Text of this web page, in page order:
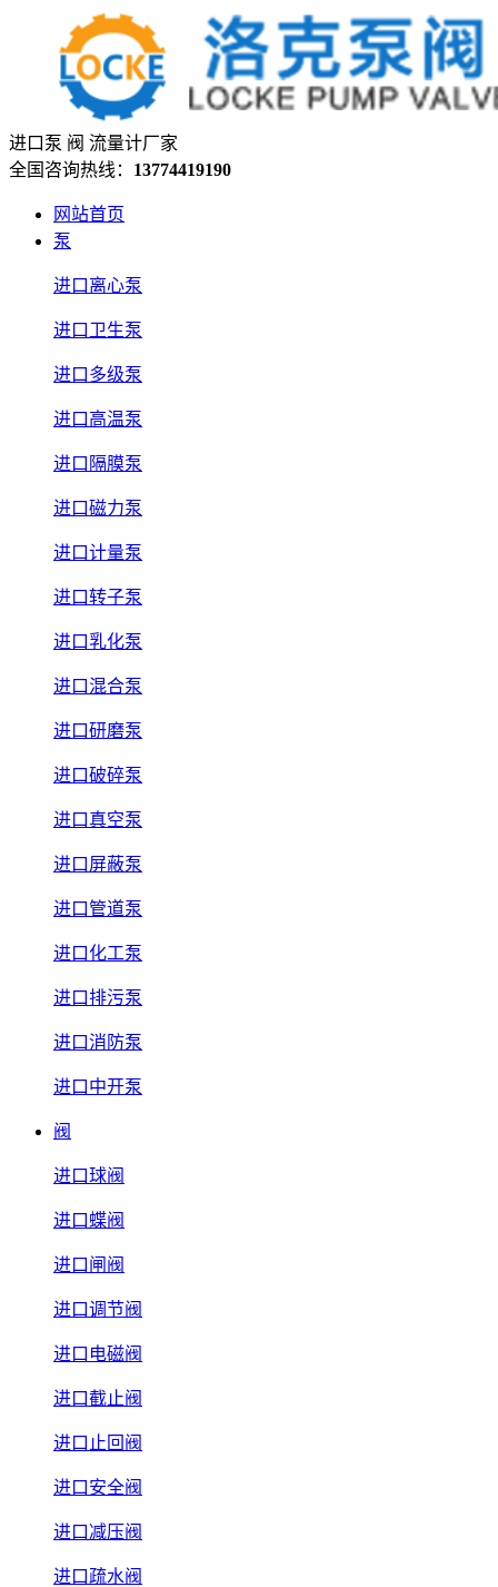
进口泵 阀 流量计厂家
全国咨询热线： 13774419190
网站首页
泵
进口离心泵
进口卫生泵
进口多级泵
进口高温泵
进口隔膜泵
进口磁力泵
进口计量泵
进口转子泵
进口乳化泵
进口混合泵
进口研磨泵
进口破碎泵
进口真空泵
进口屏蔽泵
进口管道泵
进口化工泵
进口排污泵
进口消防泵
进口中开泵
阀
进口球阀
进口蝶阀
进口闸阀
进口调节阀
进口电磁阀
进口截止阀
进口止回阀
进口安全阀
进口减压阀
进口疏水阀